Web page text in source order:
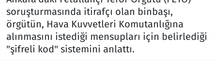
soruşturmasında itirafçı olan binbaşı,
örgütün, Hava Kuvvetleri Komutanlığına
alınmasını istediği mensupları için belirlediği
"şifreli kod" sistemini anlattı.
Lezzet Durağı
Memur ve Kamu
Otomobil